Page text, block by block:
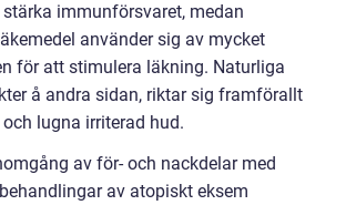
immunförsvaret, medan
använder sig av mycket
för att stimulera läkning. Naturliga
å andra sidan, riktar sig framförallt
lugna irriterad hud.
av för- och nackdelar med
av atopiskt eksem